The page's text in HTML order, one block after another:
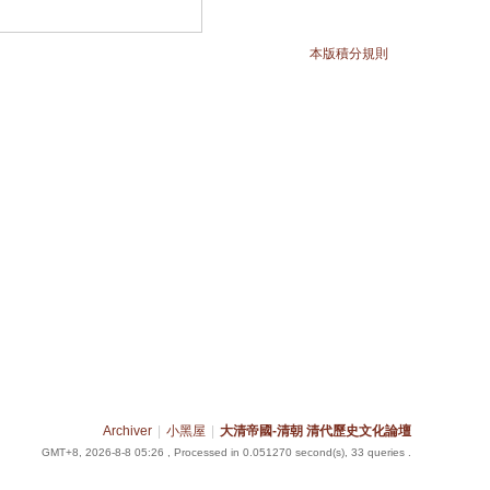
本版積分規則
Archiver 小黑屋 大清帝國-清朝 清代歷史文化論壇
GMT+8, 2026-8-8 05:26 , Processed in 0.051270 second(s), 33 queries .